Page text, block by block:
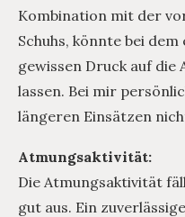
Kombination mit der
Schuhs, könnte bei
gewissen Druck auf die
lassen. Bei mir
längeren Einsätzen
Atmungsaktivität:
Die Atmungsaktivität
gut aus. Ein